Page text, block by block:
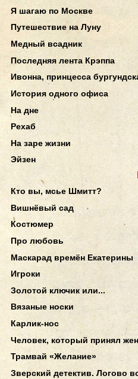
Я шагаю по Москве
Путешествие на Луну
Медный всадник
Последняя лента Крэппа
Ивонна, принцесса
История одного офиса
На дне
Рехаб
На заре жизни
Эйзен
Кто вы, мсье Шмитт?
Вишнёвый сад
Костюмер
Про любовь
Маскарад времён Екатерины
Игроки
Золотой ключик или...
Вязаные носки
Карлик-нос
Человек, который принял
Трамвай «Желание»
Зверский детектив. Логово